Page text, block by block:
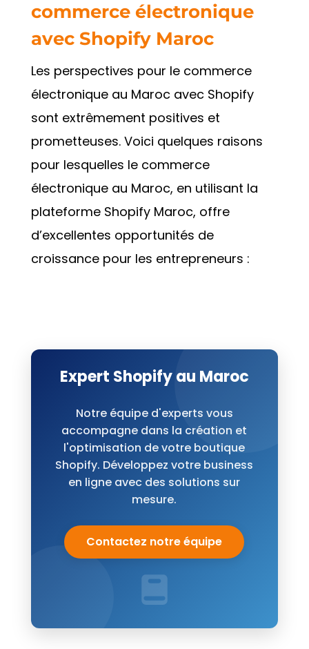
commerce électronique
avec Shopify Maroc
Les perspectives pour le commerce
électronique au Maroc avec Shopify
sont extrêmement positives et
prometteuses. Voici quelques raisons
pour lesquelles le commerce
électronique au Maroc, en utilisant la
plateforme Shopify Maroc, offre
d’excellentes opportunités de
croissance pour les entrepreneurs :
Expert Shopify au Maroc
Notre équipe d'experts vous
accompagne dans la création et
l'optimisation de votre boutique
Shopify. Développez votre business
en ligne avec des solutions sur
mesure.
Contactez notre équipe